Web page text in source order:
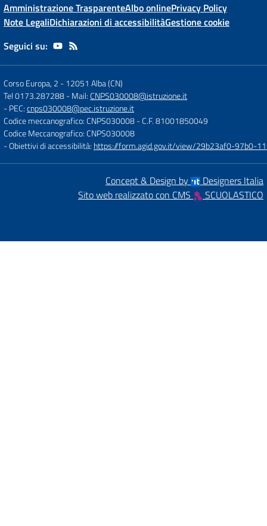
Amministrazione TrasparenteAlbo onlinePrivacy Policy
Note LegaliDichiarazioni di accessibilitàGestione cookie
Seguici su:
Corso Europa, 2 -12051 Alba (CN)
Tel 0173.287288- Mail:CNPS030008@istruzione.it
- PEC:cnps030008@pec.istruzione.it
Codice meccanografico: CNPS030008- C.F. 81001850049
Codice Meccanografico: CNPS030008
- Obiettivi di accessibilità: https://form.agid.gov.it/view/29b23af0-97b0-
Concept & Design by
Designers Italia
Sito web realizzato con CMS
SCUOLASTICO